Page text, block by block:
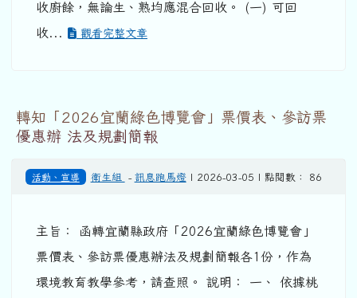
收廚餘，無論生、熟均應混合回收。 (一) 可回
收...
觀看完整文章
轉知「2026宜蘭綠色博覽會」票價表、參訪票
優惠辦 法及規劃簡報
活動、宣導 衛生組 - 訊息跑馬燈| 2026-03-05 | 點閱數： 86
主旨： 函轉宜蘭縣政府「2026宜蘭綠色博覽會」
票價表、參訪票優惠辦法及規劃簡報各1份，作為
環境教育教學參考，請查照。 說明： 一、 依據桃